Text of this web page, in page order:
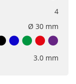
4
Ø 30 mm
3.0 mm